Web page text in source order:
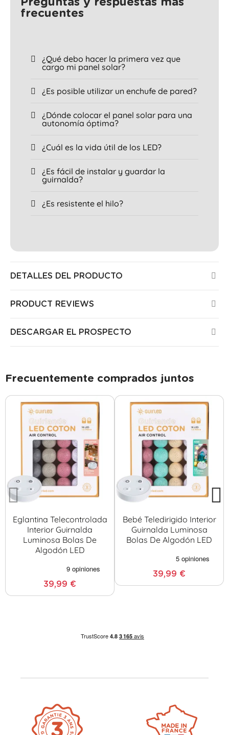
frecuentes
¿Qué debo hacer la primera vez que
cargo mi panel solar?
¿Es posible utilizar un enchufe de pared?
¿Dónde colocar el panel solar para una
autonomía óptima?
¿Cuál es la vida útil de los LED?
¿Es fácil de instalar y guardar la
guirnalda?
¿Es resistente el hilo?
DETALLES DEL PRODUCTO
PRODUCT REVIEWS
DESCARGAR EL PROSPECTO
Frecuentemente comprados juntos
Eglantina Telecontrolada
Interior Guirnalda
Luminosa Bolas De
Algodón LED
39,99 €
Bebé Teledirigido Interior
Guirnalda Luminosa
Bolas De Algodón LED
39,99 €